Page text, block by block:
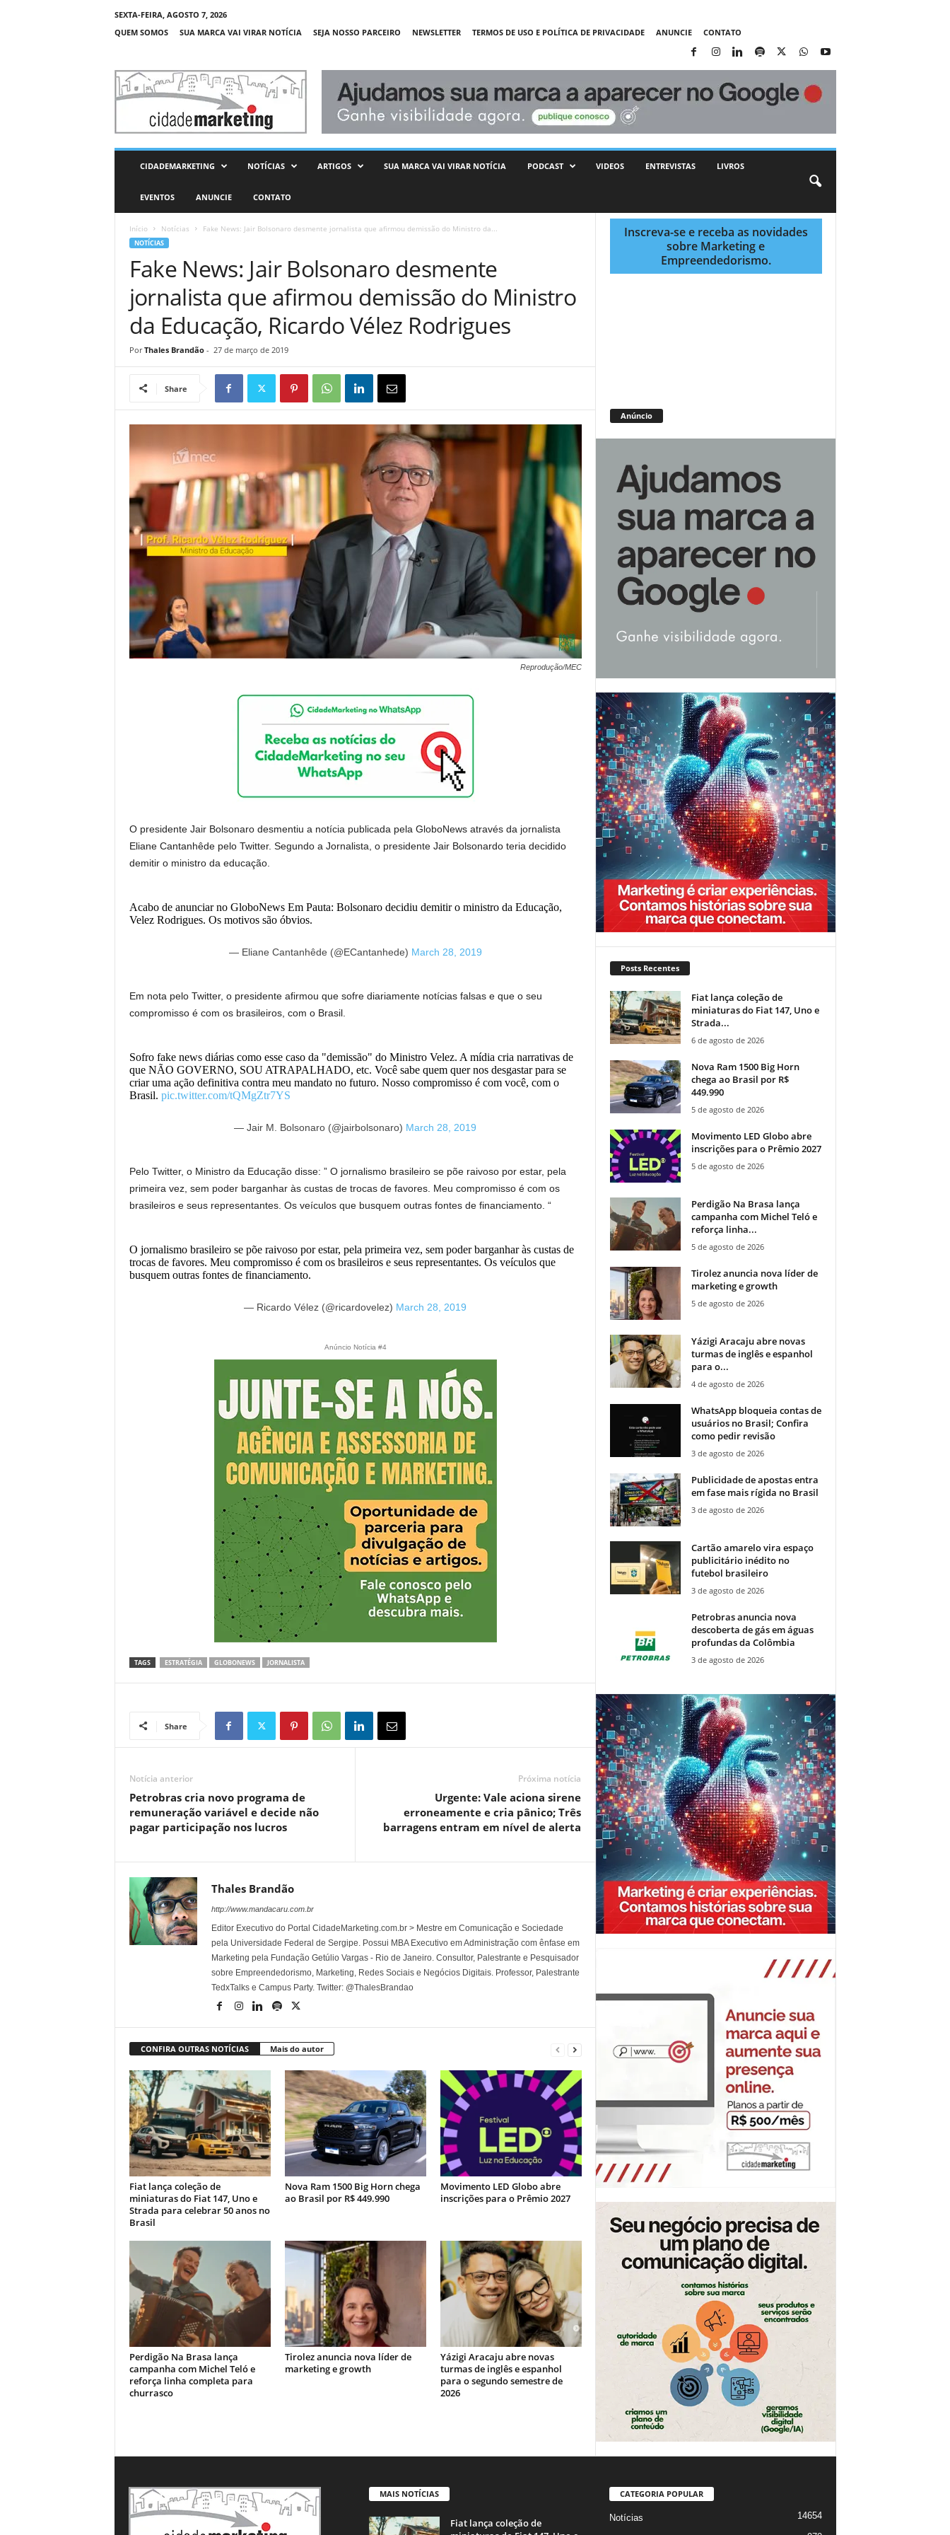
SEXTA-FEIRA, AGOSTO 7, 2026
QUEM SOMOS
SUA MARCA VAI VIRAR NOTÍCIA SEJA NOSSO PARCEIRO NEWSLETTER TERMOS DE USO E POLÍTICA DE PRIVACIDADE ANUNCIE CONTATO
C
d
CIDADEMARKETING NOTÍCIAS ARTIGOS SUA MARCA VAI VIRAR NOTÍCIA PODCAST VIDEOS ENTREVISTAS LIVROS
EVENTOS ANUNCIE CONTATO
Início Notícias Fake News: Jair Bolsonaro desmente jornalista que afirmou demissão do Ministro da...
NOTÍCIAS
Fake News: Jair Bolsonaro desmente
jornalista que afirmou demissão do Ministro
da Educação, Ricardo Vélez Rodrigues
Por Thales Brandão- 27 de março de 2019
Share
Reprodução/MEC
O presidente Jair Bolsonaro desmentiu a notícia publicada pela GloboNews através da jornalista
Eliane Cantanhêde pelo Twitter. Segundo a Jornalista, o presidente Jair Bolsonardo teria decidido
demitir o ministro da educação.
Acabo de anunciar no GloboNews Em Pauta: Bolsonaro decidiu demitir o ministro da Educação,
Velez Rodrigues. Os motivos são óbvios.
— Eliane Cantanhêde (@ECantanhede) March 28, 2019
Em nota pelo Twitter, o presidente afirmou que sofre diariamente notícias falsas e que o seu
compromisso é com os brasileiros, com o Brasil.
Sofro fake news diárias como esse caso da "demissão" do Ministro Velez. A mídia cria narrativas de
que NÃO GOVERNO, SOU ATRAPALHADO, etc. Você sabe quem quer nos desgastar para se
criar uma ação definitiva contra meu mandato no futuro. Nosso compromisso é com você, com o
Brasil. pic.twitter.com/tQMgZtr7YS
— Jair M. Bolsonaro (@jairbolsonaro) March 28, 2019
Pelo Twitter, o Ministro da Educação disse: ” O jornalismo brasileiro se põe raivoso por estar, pela
primeira vez, sem poder barganhar às custas de trocas de favores. Meu compromisso é com os
brasileiros e seus representantes. Os veículos que busquem outras fontes de financiamento. “
O jornalismo brasileiro se põe raivoso por estar, pela primeira vez, sem poder barganhar às custas de
trocas de favores. Meu compromisso é com os brasileiros e seus representantes. Os veículos que
busquem outras fontes de financiamento.
— Ricardo Vélez (@ricardovelez) March 28, 2019
Anúncio Notícia #4
TAGS ESTRATÉGIA GLOBONEWS JORNALISTA
Share
Notícia anterior
Petrobras cria novo programa de
remuneração variável e decide não
pagar participação nos lucros
Próxima notícia
Urgente: Vale aciona sirene
erroneamente e cria pânico; Três
barragens entram em nível de alerta
Thales Brandão
http://www.mandacaru.com.br
Editor Executivo do Portal CidadeMarketing.com.br > Mestre em Comunicação e Sociedade
pela Universidade Federal de Sergipe. Possui MBA Executivo em Administração com ênfase em
Marketing pela Fundação Getúlio Vargas - Rio de Janeiro. Consultor, Palestrante e Pesquisador
sobre Empreendedorismo, Marketing, Redes Sociais e Negócios Digitais. Professor, Palestrante
TedxTalks e Campus Party. Twitter: @ThalesBrandao
CONFIRA OUTRAS NOTÍCIAS Mais do autor
Fiat lança coleção de
miniaturas do Fiat 147, Uno e
Strada para celebrar 50 anos no
Brasil
Nova Ram 1500 Big Horn chega
ao Brasil por R$ 449.990
Movimento LED Globo abre
inscrições para o Prêmio 2027
Perdigão Na Brasa lança
campanha com Michel Teló e
reforça linha completa para
churrasco
Tirolez anuncia nova líder de
marketing e growth
Yázigi Aracaju abre novas
turmas de inglês e espanhol
para o segundo semestre de
2026
Inscreva-se e receba as novidades
sobre Marketing e
Empreendedorismo.
Anúncio
Posts Recentes
Fiat lança coleção de
miniaturas do Fiat 147, Uno e
Strada...
6 de agosto de 2026
Nova Ram 1500 Big Horn
chega ao Brasil por R$
449.990
5 de agosto de 2026
Movimento LED Globo abre
inscrições para o Prêmio 2027
5 de agosto de 2026
Perdigão Na Brasa lança
campanha com Michel Teló e
reforça linha...
5 de agosto de 2026
Tirolez anuncia nova líder de
marketing e growth
5 de agosto de 2026
Yázigi Aracaju abre novas
turmas de inglês e espanhol
para o...
4 de agosto de 2026
WhatsApp bloqueia contas de
usuários no Brasil; Confira
como pedir revisão
3 de agosto de 2026
Publicidade de apostas entra
em fase mais rígida no Brasil
3 de agosto de 2026
Cartão amarelo vira espaço
publicitário inédito no
futebol brasileiro
3 de agosto de 2026
Petrobras anuncia nova
descoberta de gás em águas
profundas da Colômbia
3 de agosto de 2026
MAIS NOTÍCIAS
Fiat lança coleção de
CATEGORIA POPULAR
Notícias 14654